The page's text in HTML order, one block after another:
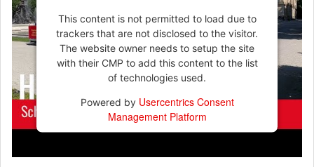
This content is not permitted to load due to
trackers that are not disclosed to the visitor.
The website owner needs to setup the site
with their CMP to add this content to the list
of technologies used.
Powered by Usercentrics Consent
Management Platform